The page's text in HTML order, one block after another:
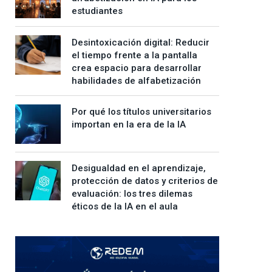
estudiantes
Desintoxicación digital: Reducir
el tiempo frente a la pantalla
crea espacio para desarrollar
habilidades de alfabetización
Por qué los títulos universitarios
importan en la era de la IA
Desigualdad en el aprendizaje,
protección de datos y criterios de
evaluación: los tres dilemas
éticos de la IA en el aula